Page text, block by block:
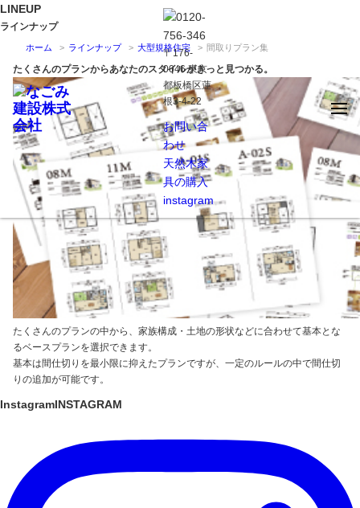
〒176-
0046 東京
都板橋区蓮
根3-4-22
お問い合
わせ
天然木家
具の購入
instagram
LINEUP
ラインナップ
ホーム ラインナップ 大型規格住宅 間取りプラン集
たくさんのプランからあなたのスタイルがきっと見つかる。
たくさんのプランの中から、家族構成・土地の形状などに合わせて基本とな
るベースプランを選択できます。
基本は間仕切りを最小限に抑えたプランですが、一定のルールの中で間仕切
りの追加が可能です。
InstagramINSTAGRAM